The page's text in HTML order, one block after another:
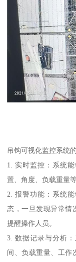
吊钩可视化监控系统
1. 实时监控：系统
置、角度、负载重量
2. 报警功能：系统
态，一旦发现异常情
提醒操作人员。
3. 数据记录与分析
间、负载重量、工作